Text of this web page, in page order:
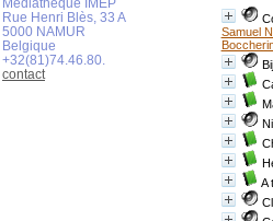
Samuel
A
Rue Henri Blès, 33 A
5000 NAMUR
Belgique
+32(81)74.46.80.
contact